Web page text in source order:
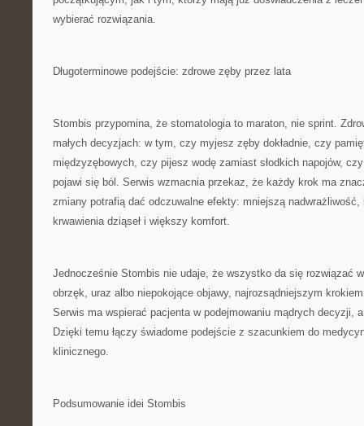
wybierać rozwiązania.
Długoterminowe podejście: zdrowe zęby przez lata
Stombis przypomina, że stomatologia to maraton, nie sprint.
małych decyzjach: w tym, czy myjesz zęby dokładnie, czy
międzyzębowych, czy pijesz wodę zamiast słodkich napojów,
pojawi się ból. Serwis wzmacnia przekaz, że każdy krok ma
zmiany potrafią dać odczuwalne efekty: mniejszą
krwawienia dziąseł i większy komfort.
Jednocześnie Stombis nie udaje, że wszystko da się rozwiązać
obrzęk, uraz albo niepokojące objawy, najrozsądniejszym
Serwis ma wspierać pacjenta w podejmowaniu mądrych decyzji,
Dzięki temu łączy świadome podejście z szacunkiem do
klinicznego.
Podsumowanie idei Stombis